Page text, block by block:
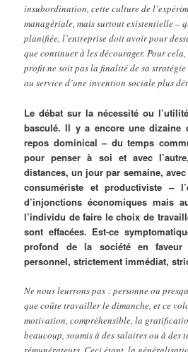
insubordination, cette culture de
managériale, mais surtout existentielle –
planifiée, l’entreprise doit avoir pour
que continuer à les décourager. Pour
profit ne soit pas la finalité de sa stratégie
au service d’une invention sociale plus
Le débat sur la nécessité ou
basculé. Il y a encore une dizaine
repos dominical – du temps
pour penser à soi et avec
distances, un jour par semaine,
consumériste et productiviste –
d’injonctions économiques mais
l’individu de faire le choix de
sont effacées. Est-ce
profond de la société en faveur
personnel, strictement immédiat,
Ne nous leurrons pas : personne ou
que coûte travailler le dimanche, et ce
motivation, compréhensible, la
beaucoup, soumis à des salaires ou à des